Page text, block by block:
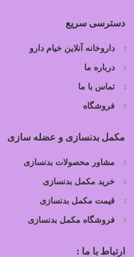
دسترسی سریع
داروخانه آنلاین خیام دارو
درباره ما
تماس با ما
فروشگاه
مکمل بدنسازی و عضله سازی
مشاور محصولات بدنسازی
خرید مکمل بدنسازی
قیمت مکمل بدنسازی
فروشگاه مکمل بدنسازی
ارتباط با ما :